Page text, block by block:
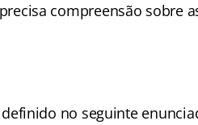
compreensão sobre
no seguinte